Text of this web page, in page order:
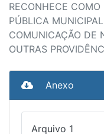
RECONHECE
PÚBLICA
COMUNICAÇÃO DE
OUTRAS
Anexo
Arquivo 1